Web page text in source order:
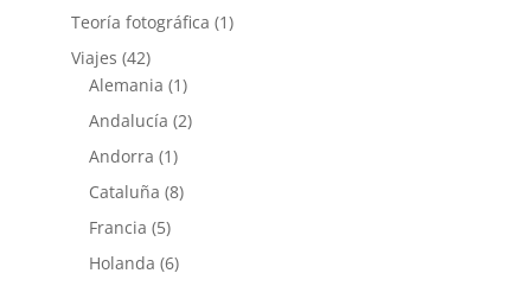
Teoría fotográfica (1)
Viajes (42)
Alemania (1)
Andalucía (2)
Andorra (1)
Cataluña (8)
Francia (5)
Holanda (6)